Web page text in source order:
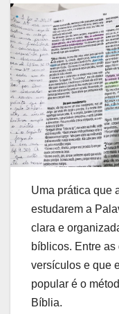
Uma prática que
estudarem a
clara e
bíblicos. Entre
versículos e que
popular é o
Bíblia.